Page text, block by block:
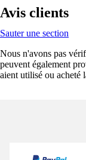
Avis clients
Sauter une section
Nous n'avons pas
peuvent également
aient utilisé ou acheté